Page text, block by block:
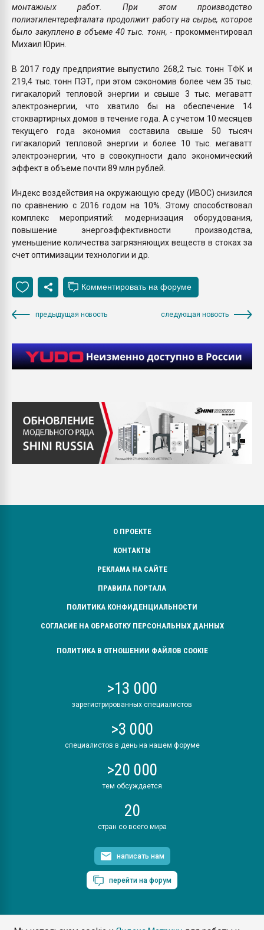
монтажных работ. При этом производство
полиэтилентерефталата продолжит работу на сырье, которое
было закуплено в объеме 40 тыс. тонн, - прокомментировал
Михаил Юрин.
В 2017 году предприятие выпустило 268,2 тыс. тонн ТФК и
219,4 тыс. тонн ПЭТ, при этом сэкономив более чем 35 тыс.
гигакалорий тепловой энергии и свыше 3 тыс. мегаватт
электроэнергии, что хватило бы на обеспечение 14
стоквартирных домов в течение года. А с учетом 10 месяцев
текущего года экономия составила свыше 50 тысяч
гигакалорий тепловой энергии и более 10 тыс. мегаватт
электроэнергии, что в совокупности дало экономический
эффект в объеме почти 89 млн рублей.
Индекс воздействия на окружающую среду (ИВОС) снизился
по сравнению с 2016 годом на 10%. Этому способствовал
комплекс мероприятий: модернизация оборудования,
повышение энергоэффективности производства,
уменьшение количества загрязняющих веществ в стоках за
счет оптимизации технологии и др.
предыдущая новость следующая новость
О ПРОЕКТЕ
КОНТАКТЫ
РЕКЛАМА НА САЙТЕ
ПРАВИЛА ПОРТАЛА
ПОЛИТИКА КОНФИДЕНЦИАЛЬНОСТИ
СОГЛАСИЕ НА ОБРАБОТКУ ПЕРСОНАЛЬНЫХ ДАННЫХ
ПОЛИТИКА В ОТНОШЕНИИ ФАЙЛОВ COOKIE
>13 000
зарегистрированных специалистов
>3 000
специалистов в день на нашем форуме
>20 000
тем обсуждается
20
стран со всего мира
написать нам
перейти на форум